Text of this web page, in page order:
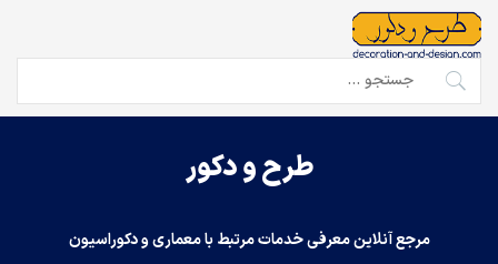
Skip
content
جستجو
برای:
طرح و دکور
مرجع آنلاین معرفی خدمات مرتبط با معماری و دکوراسیون